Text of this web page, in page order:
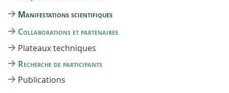
Manifestations scientifiques
Collaborations et partenaires
Plateaux techniques
Recherche de participants
Publications